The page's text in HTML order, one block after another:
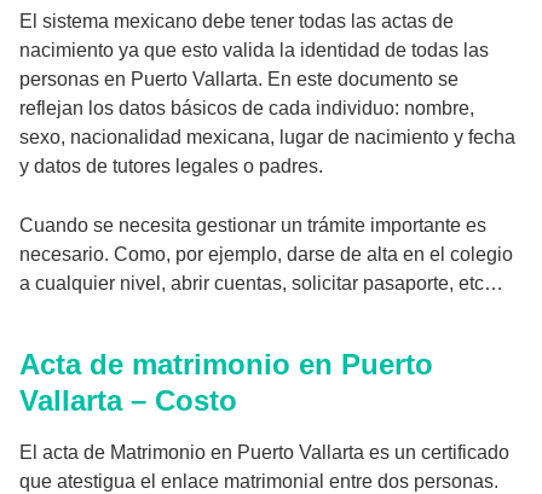
El sistema mexicano debe tener todas las actas de
nacimiento ya que esto valida la identidad de todas las
personas en Puerto Vallarta. En este documento se
reflejan los datos básicos de cada individuo: nombre,
sexo, nacionalidad mexicana, lugar de nacimiento y fecha
y datos de tutores legales o padres.
Cuando se necesita gestionar un trámite importante es
necesario. Como, por ejemplo, darse de alta en el colegio
a cualquier nivel, abrir cuentas, solicitar pasaporte, etc…
Acta de matrimonio en Puerto
Vallarta – Costo
El acta de Matrimonio en Puerto Vallarta es un certificado
que atestigua el enlace matrimonial entre dos personas.